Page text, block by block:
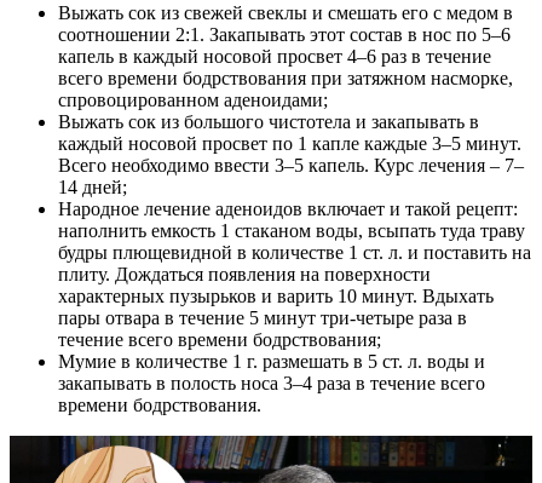
Выжать сок из свежей свеклы и смешать его с медом в
соотношении 2:1. Закапывать этот состав в нос по 5–6
капель в каждый носовой просвет 4–6 раз в течение
всего времени бодрствования при затяжном насморке,
спровоцированном аденоидами;
Выжать сок из большого чистотела и закапывать в
каждый носовой просвет по 1 капле каждые 3–5 минут.
Всего необходимо ввести 3–5 капель. Курс лечения – 7–
14 дней;
Народное лечение аденоидов включает и такой рецепт:
наполнить емкость 1 стаканом воды, всыпать туда траву
будры плющевидной в количестве 1 ст. л. и поставить на
плиту. Дождаться появления на поверхности
характерных пузырьков и варить 10 минут. Вдыхать
пары отвара в течение 5 минут три-четыре раза в
течение всего времени бодрствования;
Мумие в количестве 1 г. размешать в 5 ст. л. воды и
закапывать в полость носа 3–4 раза в течение всего
времени бодрствования.